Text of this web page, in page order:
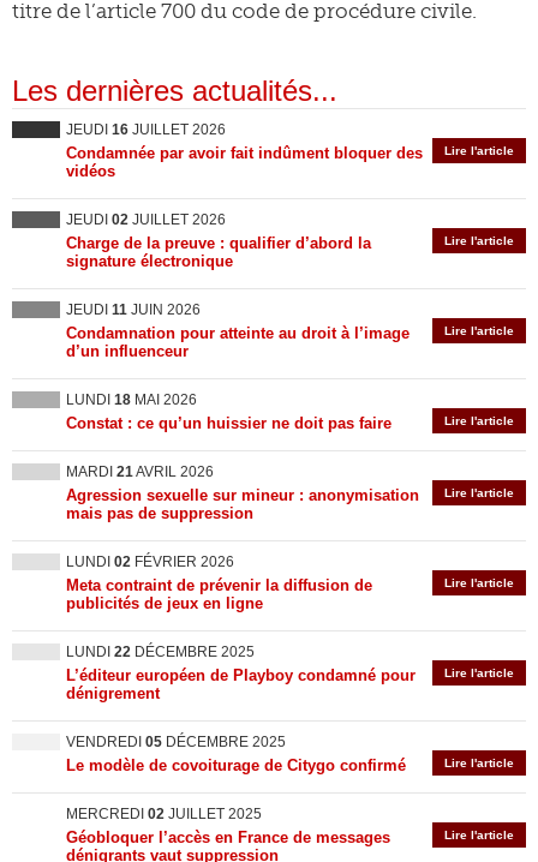
titre de l’article 700 du code de procédure civile.
Les dernières actualités...
JEUDI 16 JUILLET 2026
Lire l'article
Condamnée par avoir fait indûment bloquer des
vidéos
JEUDI 02 JUILLET 2026
Lire l'article
Charge de la preuve : qualifier d’abord la
signature électronique
JEUDI 11 JUIN 2026
Lire l'article
Condamnation pour atteinte au droit à l’image
d’un influenceur
LUNDI 18 MAI 2026
Lire l'article
Constat : ce qu’un huissier ne doit pas faire
MARDI 21AVRIL 2026
Lire l'article
Agression sexuelle sur mineur : anonymisation
mais pas de suppression
LUNDI 02 FÉVRIER 2026
Lire l'article
Meta contraint de prévenir la diffusion de
publicités de jeux en ligne
LUNDI 22 DÉCEMBRE 2025
Lire l'article
L’éditeur européen de Playboy condamné pour
dénigrement
VENDREDI 05 DÉCEMBRE 2025
Lire l'article
Le modèle de covoiturage de Citygo confirmé
MERCREDI 02 JUILLET 2025
Lire l'article
Géobloquer l’accès en France de messages
dénigrants vaut suppression